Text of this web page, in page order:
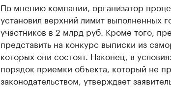
По мнению компании, организатор
установил верхний лимит выполненных
участников в 2 млрд руб. Кроме того,
представить на конкурс выписки из
которых они состоят. Наконец, в
порядок приемки объекта, который не
законодательством, утверждает